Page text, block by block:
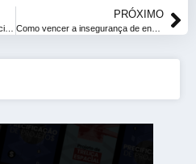
PRÓXIMO
Como vencer a insegurança de engenheiro recém formado